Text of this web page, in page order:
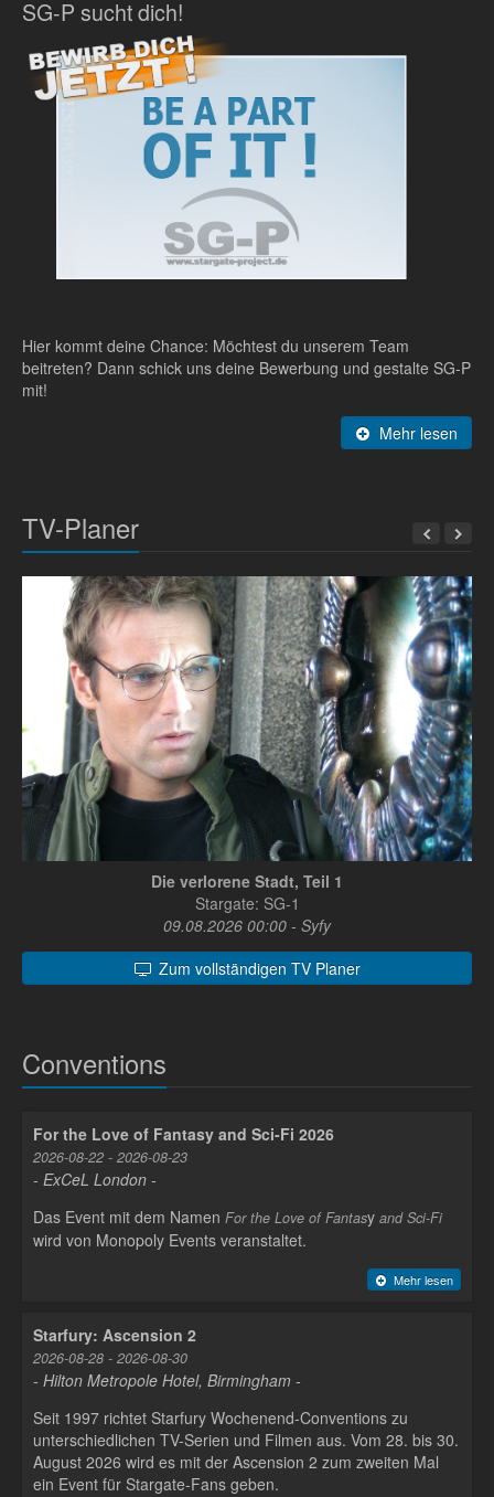
SG-P sucht dich!
Hier kommt deine Chance: Möchtest du unserem Team
beitreten? Dann schick uns deine Bewerbung und gestalte SG-P
mit!
Mehr lesen
TV-Planer
Die verlorene Stadt, Teil 1
Stargate: SG-1
09.08.2026 00:00 - Syfy
Zum vollständigen TV Planer
Conventions
For the Love of Fantasy and Sci-Fi 2026
2026-08-22 - 2026-08-23
- ExCeL London -
Das Event mit dem Namen For the Love of Fantasy and Sci-Fi
wird von Monopoly Events veranstaltet.
Mehr lesen
Starfury: Ascension 2
2026-08-28 - 2026-08-30
- Hilton Metropole Hotel, Birmingham -
Seit 1997 richtet Starfury Wochenend-Conventions zu
unterschiedlichen TV-Serien und Filmen aus. Vom 28. bis 30.
August 2026 wird es mit der Ascension 2 zum zweiten Mal
ein Event für Stargate-Fans geben.